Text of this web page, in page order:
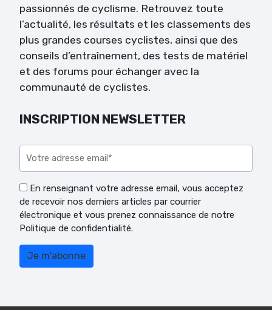
passionnés de cyclisme. Retrouvez toute
l’actualité, les résultats et les classements des
plus grandes courses cyclistes, ainsi que des
conseils d’entraînement, des tests de matériel
et des forums pour échanger avec la
communauté de cyclistes.
INSCRIPTION NEWSLETTER
En renseignant votre adresse email, vous acceptez
de recevoir nos derniers articles par courrier
électronique et vous prenez connaissance de notre
Politique de confidentialité.